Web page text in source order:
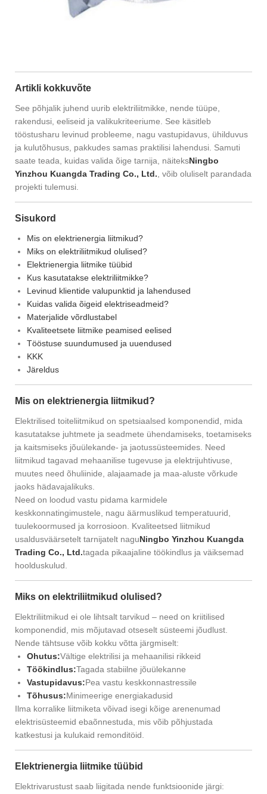
Artikli kokkuvõte
See põhjalik juhend uurib elektriliitmikke, nende tüüpe,
rakendusi, eeliseid ja valikukriteeriume. See käsitleb
tööstusharu levinud probleeme, nagu vastupidavus, ühilduvus
ja kulutõhusus, pakkudes samas praktilisi lahendusi. Samuti
saate teada, kuidas valida õige tarnija, näiteksNingbo
Yinzhou Kuangda Trading Co., Ltd. , võib oluliselt parandada
projekti tulemusi.
Sisukord
Mis on elektrienergia liitmikud?
Miks on elektriliitmikud olulised?
Elektrienergia liitmike tüübid
Kus kasutatakse elektriliitmikke?
Levinud klientide valupunktid ja lahendused
Kuidas valida õigeid elektriseadmeid?
Materjalide võrdlustabel
Kvaliteetsete liitmike peamised eelised
Tööstuse suundumused ja uuendused
KKK
Järeldus
Mis on elektrienergia liitmikud?
Elektrilised toiteliitmikud on spetsiaalsed komponendid, mida
kasutatakse juhtmete ja seadmete ühendamiseks, toetamiseks
ja kaitsmiseks jõuülekande- ja jaotussüsteemides. Need
liitmikud tagavad mehaanilise tugevuse ja elektrijuhtivuse,
muutes need õhuliinide, alajaamade ja maa-aluste võrkude
jaoks hädavajalikuks.
Need on loodud vastu pidama karmidele
keskkonnatingimustele, nagu äärmuslikud temperatuurid,
tuulekoormused ja korrosioon. Kvaliteetsed liitmikud
usaldusväärsetelt tarnijatelt naguNingbo Yinzhou Kuangda
Trading Co., Ltd.tagada pikaajaline töökindlus ja väiksemad
hoolduskulud.
Miks on elektriliitmikud olulised?
Elektriliitmikud ei ole lihtsalt tarvikud – need on kriitilised
komponendid, mis mõjutavad otseselt süsteemi jõudlust.
Nende tähtsuse võib kokku võtta järgmiselt:
Ohutus:Vältige elektrilisi ja mehaanilisi rikkeid
Töökindlus:Tagada stabiilne jõuülekanne
Vastupidavus:Pea vastu keskkonnastressile
Tõhusus:Minimeerige energiakadusid
Ilma korralike liitmiketa võivad isegi kõige arenenumad
elektrisüsteemid ebaõnnestuda, mis võib põhjustada
katkestusi ja kulukaid remonditöid.
Elektrienergia liitmike tüübid
Elektrivarustust saab liigitada nende funktsioonide järgi: